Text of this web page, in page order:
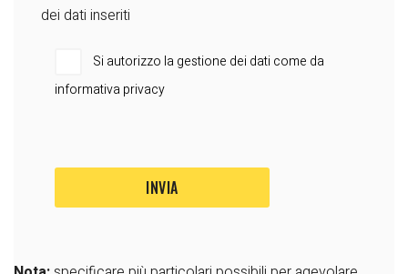
dei dati inseriti
Si autorizzo la gestione dei dati come da
informativa privacy